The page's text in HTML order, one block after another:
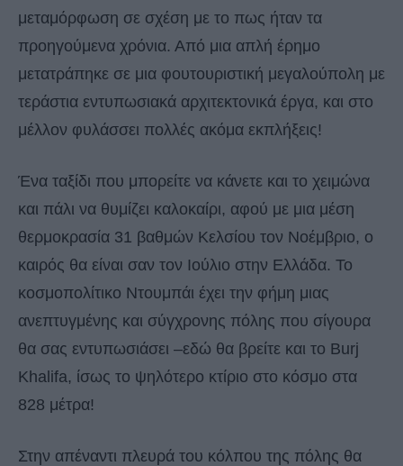
μεταμόρφωση σε σχέση με το πως ήταν τα
προηγούμενα χρόνια. Από μια απλή έρημο
μετατράπηκε σε μια φουτουριστική μεγαλούπολη με
τεράστια εντυπωσιακά αρχιτεκτονικά έργα, και στο
μέλλον φυλάσσει πολλές ακόμα εκπλήξεις!
Ένα ταξίδι που μπορείτε να κάνετε και το χειμώνα
και πάλι να θυμίζει καλοκαίρι, αφού με μια μέση
θερμοκρασία 31 βαθμών Κελσίου τον Νοέμβριο, ο
καιρός θα είναι σαν τον Ιούλιο στην Ελλάδα. Το
κοσμοπολίτικο Ντουμπάι έχει την φήμη μιας
ανεπτυγμένης και σύγχρονης πόλης που σίγουρα
θα σας εντυπωσιάσει –εδώ θα βρείτε και το Burj
Khalifa, ίσως το ψηλότερο κτίριο στο κόσμο στα
828 μέτρα!
Στην απέναντι πλευρά του κόλπου της πόλης θα